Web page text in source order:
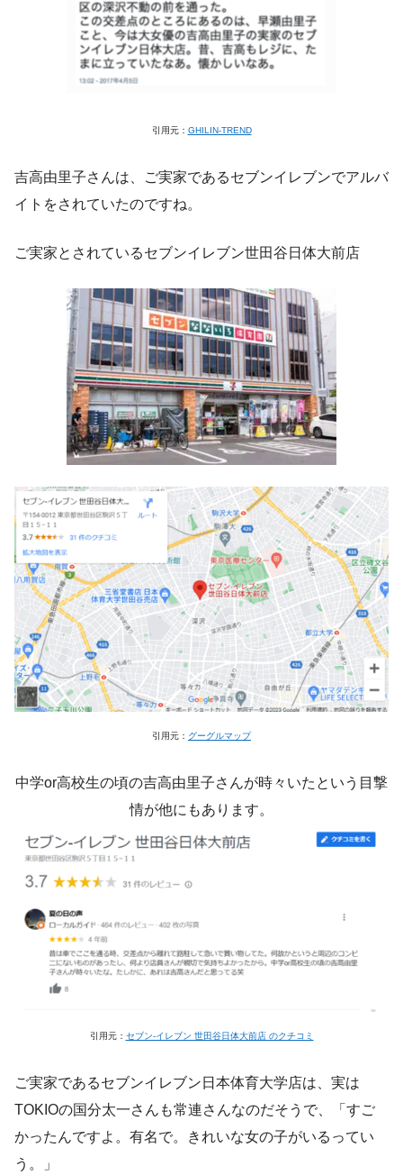
引用元： GHILIN-TREND
吉高由里子さんは、ご実家であるセブンイレブンでアルバ
イトをされていたのですね。
ご実家とされているセブンイレブン世田谷日体大前店
引用元： グーグルマップ
中学or高校生の頃の吉高由里子さんが時々いたという目撃
情が他にもあります。
引用元： セブン-イレブン 世田谷日体大前店 のクチコミ
ご実家であるセブンイレブン日本体育大学店は、実は
TOKIOの国分太一さんも常連さんなのだそうで、「すご
かったんですよ。有名で。きれいな女の子がいるってい
う。」